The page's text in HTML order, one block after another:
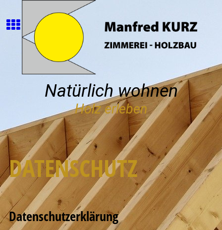
Natürlich wohnen
Holz erleben
DATENSCHUTZ
Datenschutzerklärung